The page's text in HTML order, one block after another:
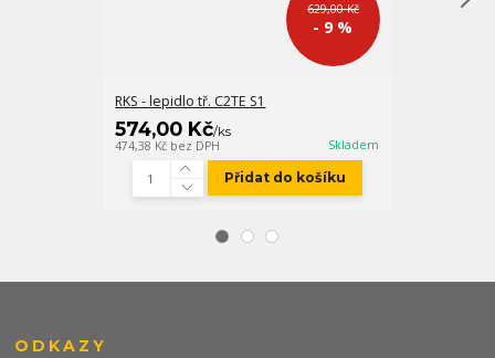
629,00 Kč
- 9 %
RKS - lepidlo tř. C2TE S1
574,00 Kč/ks
474,38 Kč bez DPH Skladem
Přidat do košíku
ODKAZY